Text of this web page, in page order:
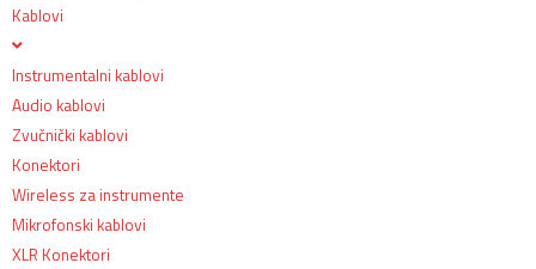
Kablovi
Instrumentalni kablovi
Audio kablovi
Zvučnički kablovi
Konektori
Wireless za instrumente
Mikrofonski kablovi
XLR Konektori